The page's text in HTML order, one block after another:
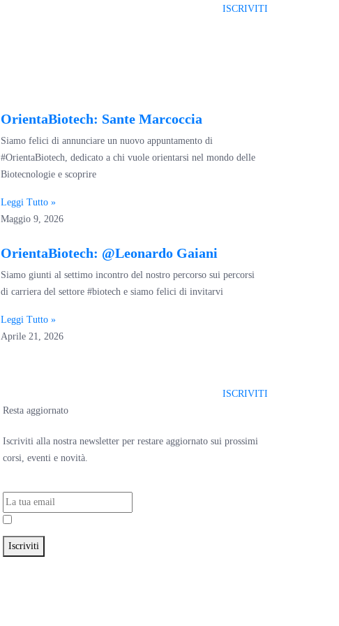
ISCRIVITI
OrientaBiotech: Sante Marcoccia
Siamo felici di annunciare un nuovo appuntamento di
#OrientaBiotech, dedicato a chi vuole orientarsi nel mondo delle
Biotecnologie e scoprire
Leggi Tutto »
Maggio 9, 2026
OrientaBiotech: @Leonardo Gaiani
Siamo giunti al settimo incontro del nostro percorso sui percorsi
di carriera del settore #biotech e siamo felici di invitarvi
Leggi Tutto »
Aprile 21, 2026
ISCRIVITI
Resta aggiornato
Iscriviti alla nostra newsletter per restare aggiornato sui prossimi
corsi, eventi e novità.
Iscriviti